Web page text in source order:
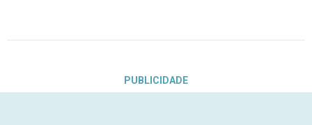
PUBLICIDADE